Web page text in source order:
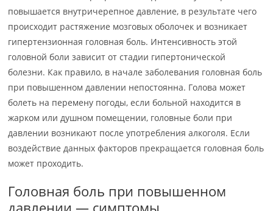
повышается внутричерепное давление, в результате чего
происходит растяжение мозговых оболочек и возникает
гипертензионная головная боль. Интенсивность этой
головной боли зависит от стадии гипертонической
болезни. Как правило, в начале заболевания головная боль
при повышенном давлении непостоянна. Голова может
болеть на перемену погоды, если больной находится в
жарком или душном помещении, головные боли при
давлении возникают после употребления алкоголя. Если
воздействие данных факторов прекращается головная боль
может проходить.
Головная боль при повышенном